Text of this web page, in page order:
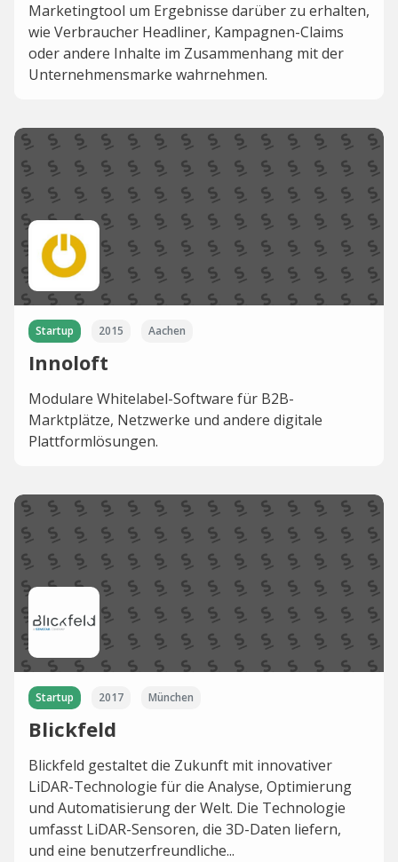
Marketingtool um Ergebnisse darüber zu erhalten,
wie Verbraucher Headliner, Kampagnen-Claims
oder andere Inhalte im Zusammenhang mit der
Unternehmensmarke wahrnehmen.
Startup 2015 Aachen
Innoloft
Modulare Whitelabel-Software für B2B-
Marktplätze, Netzwerke und andere digitale
Plattformlösungen.
Startup 2017 München
Blickfeld
Blickfeld gestaltet die Zukunft mit innovativer
LiDAR-Technologie für die Analyse, Optimierung
und Automatisierung der Welt. Die Technologie
umfasst LiDAR-Sensoren, die 3D-Daten liefern,
und eine benutzerfreundliche...